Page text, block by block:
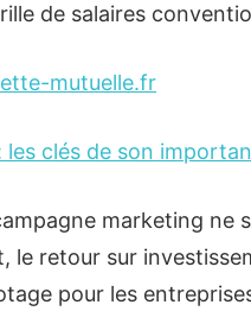
de salaires
mutuelle.fr
clés de son
marketing ne
le retour sur
pour les